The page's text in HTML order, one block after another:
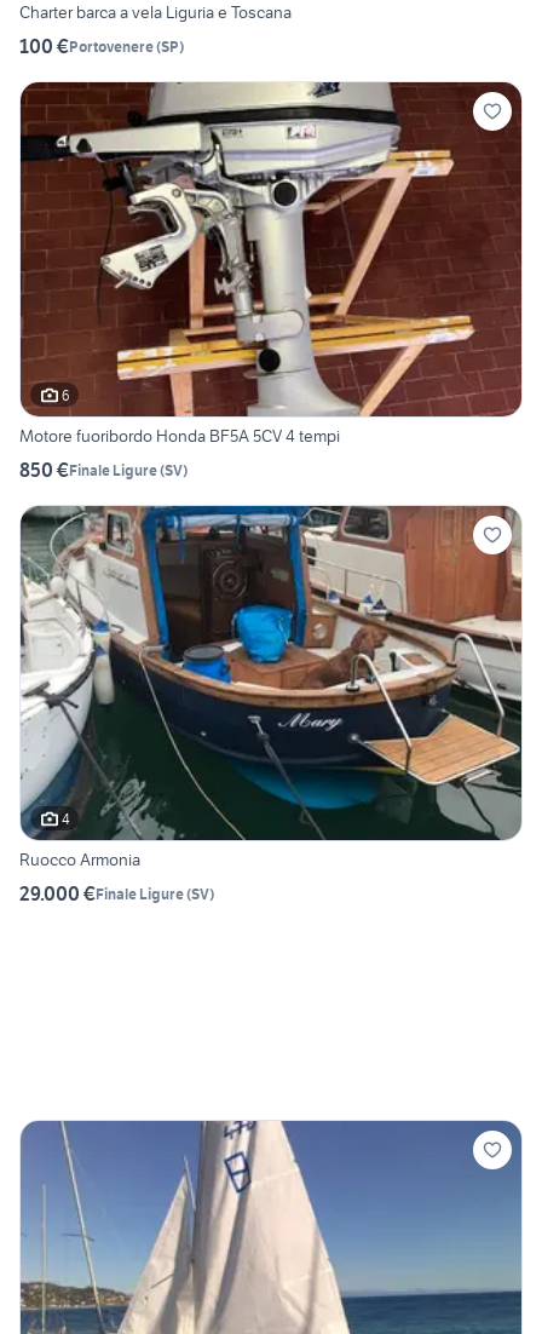
Charter barca a vela Liguria e Toscana
100 €Portovenere(SP)
6
Motore fuoribordo Honda BF5A 5CV 4 tempi
850 €Finale Ligure(SV)
4
Ruocco Armonia
29.000 €Finale Ligure(SV)